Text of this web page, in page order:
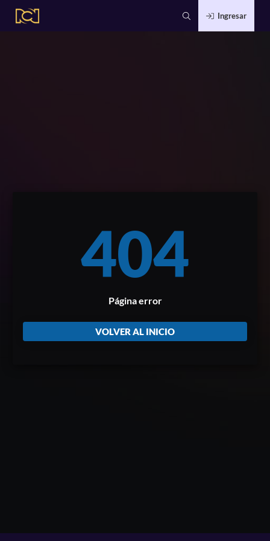
Ingresar
404
Página error
VOLVER AL INICIO